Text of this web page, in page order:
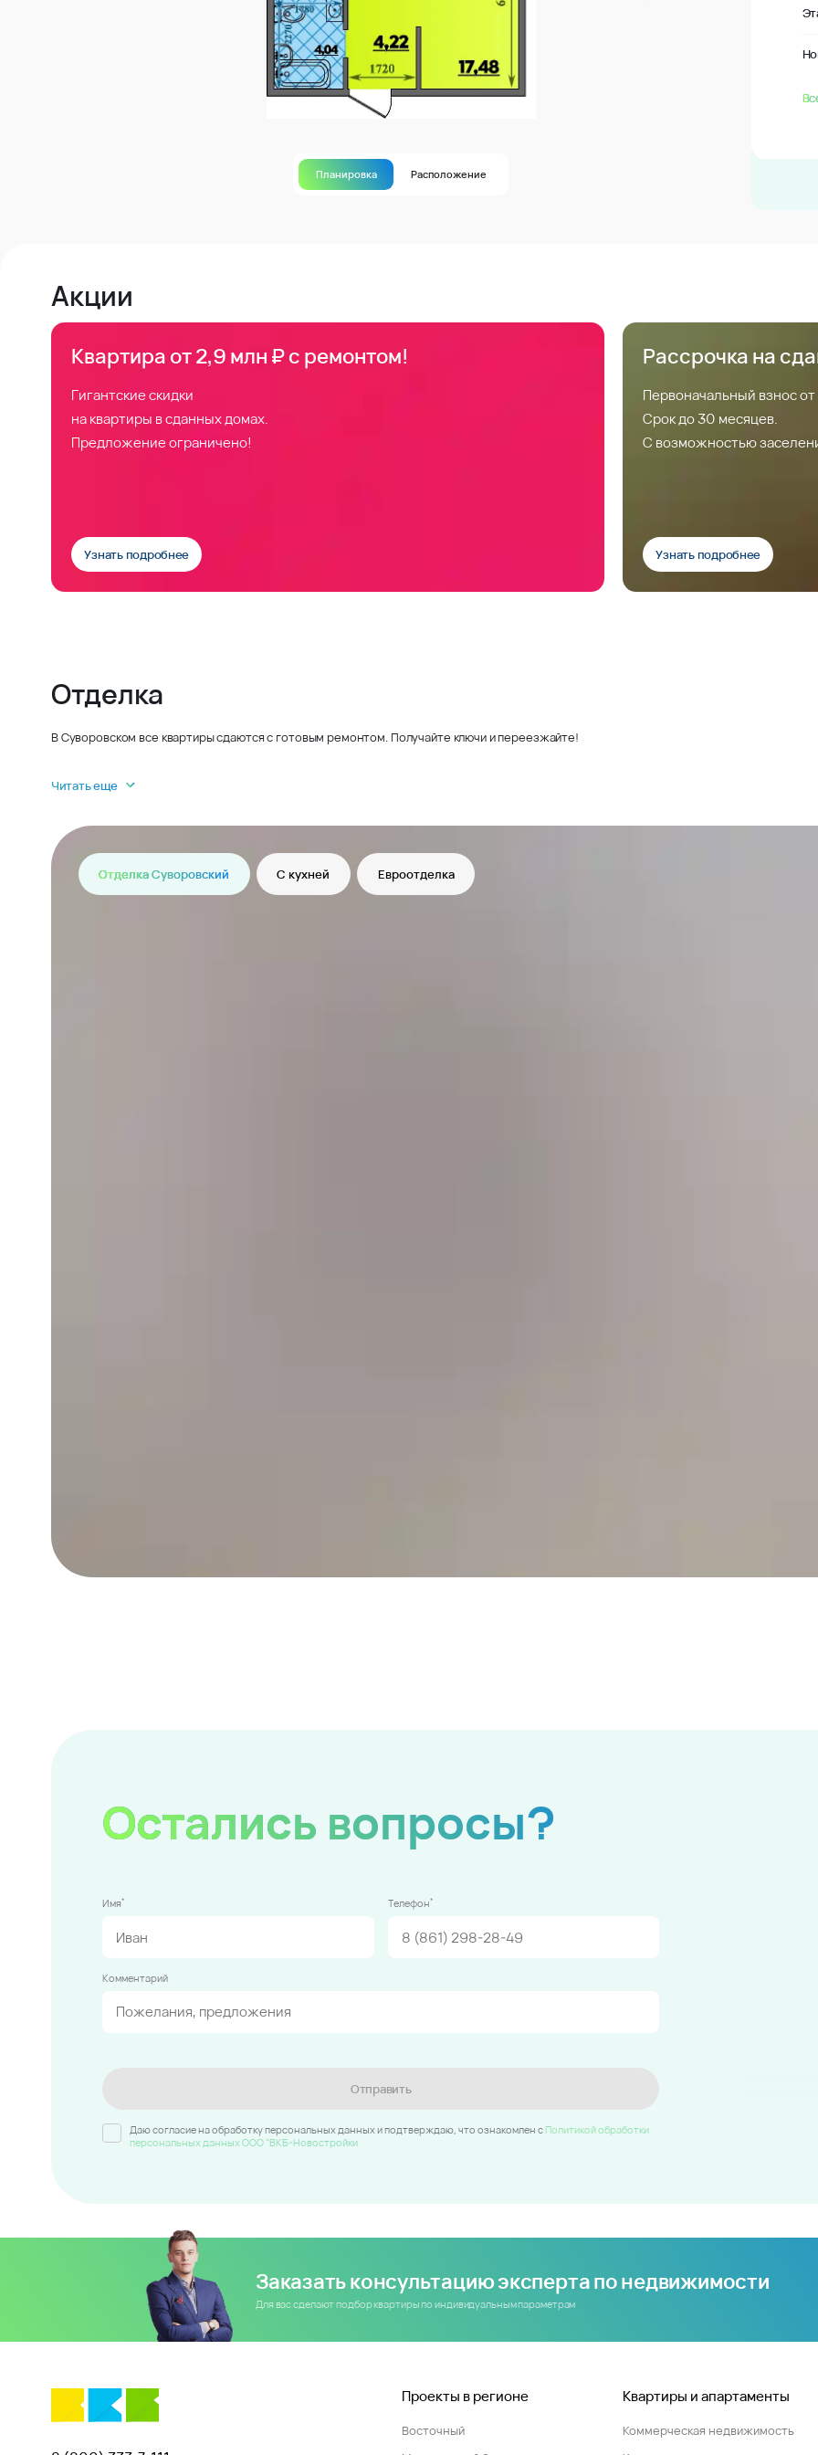
Планировка Расположение
Акции
Квартира от 2,9 млн ₽ с ремонтом!
Гигантские скидки
на квартиры в сданных домах.
Предложение ограничено!
Узнать подробнее
Рассрочка на
Первоначальный взнос
Срок до 30 месяцев.
С возможностью
Узнать подробнее
Отделка
В Суворовском все квартиры сдаются с готовым ремонтом. Получайте ключи и переезжайте!
Читать еще
Отделка Суворовский С кухней Евроотделка
Остались вопросы?
Имя* Телефон*
Комментарий
Отправить
Даю согласие на обработку персональных данных и подтверждаю, что ознакомлен c Политикой обработки
персональных данных ООО "ВКБ-Новостройки
Заказать консультацию эксперта по недвижимости
Для вас сделают подбор квартиры по индивидуальным параметрам
Проекты в регионе
Восточный
Квартиры и апартаменты
Коммерческая недвижимость